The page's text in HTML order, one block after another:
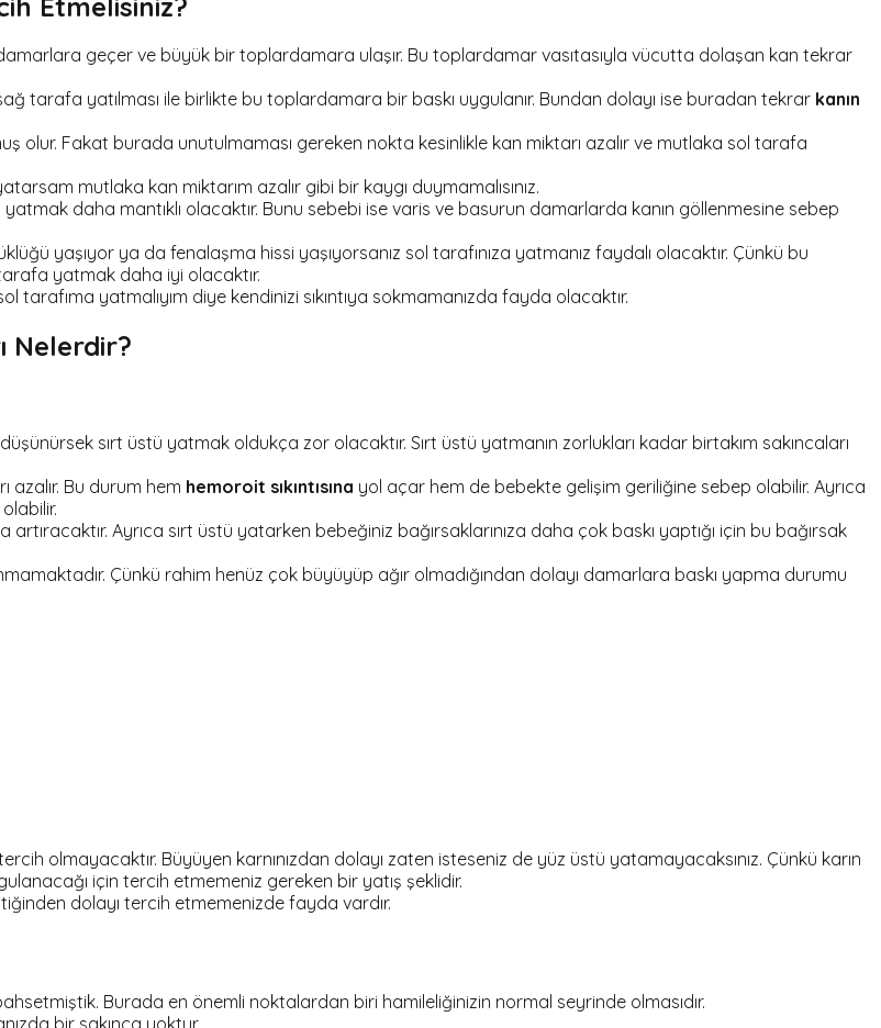
geçer ve büyük bir toplardamara ulaşır. Bu toplardamar vasıtasıyla vücutta dolaşan kan tekrar
tarafa yatılması ile birlikte bu toplardamara bir baskı uygulanır. Bundan dolayı ise buradan tekrar kanın
olur. Fakat burada unutulmaması gereken nokta kesinlikle kan miktarı azalır ve mutlaka sol tarafa
mutlaka kan miktarım azalır gibi bir kaygı duymamalısınız.
daha mantıklı olacaktır. Bunu sebebi ise varis ve basurun damarlarda kanın göllenmesine sebep
yaşıyor ya da fenalaşma hissi yaşıyorsanız sol tarafınıza yatmanız faydalı olacaktır. Çünkü bu
yatmak daha iyi olacaktır.
yatmalıyım diye kendinizi sıkıntıya sokmamanızda fayda olacaktır.
Nelerdir?
sırt üstü yatmak oldukça zor olacaktır. Sırt üstü yatmanın zorlukları kadar birtakım sakıncaları
azalır. Bu durum hem hemoroit sıkıntısına yol açar hem de bebekte gelişim geriliğine sebep olabilir. Ayrıca
Ayrıca sırt üstü yatarken bebeğiniz bağırsaklarınıza daha çok baskı yaptığı için bu bağırsak
Çünkü rahim henüz çok büyüyüp ağır olmadığından dolayı damarlara baskı yapma durumu
olmayacaktır. Büyüyen karnınızdan dolayı zaten isteseniz de yüz üstü yatamayacaksınız. Çünkü karın
için tercih etmemeniz gereken bir yatış şeklidir.
dolayı tercih etmemenizde fayda vardır.
Burada en önemli noktalardan biri hamileliğinizin normal seyrinde olmasıdır.